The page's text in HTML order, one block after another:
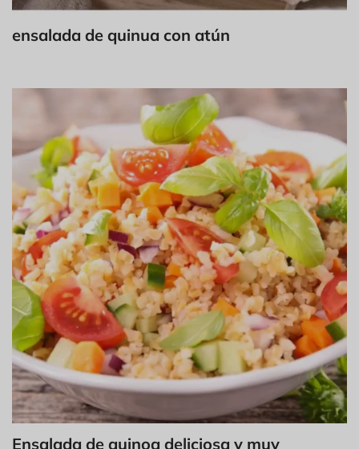
ensalada de quinua con atún
Ensalada de quinoa deliciosa y muy